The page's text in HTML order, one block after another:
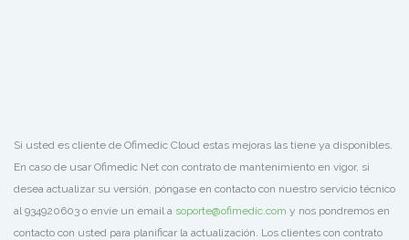
Si usted es cliente de Ofimedic Cloud estas mejoras las tiene ya disponibles.
En caso de usar Ofimedic Net con contrato de mantenimiento en vigor, si
desea actualizar su versión, póngase en contacto con nuestro servicio técnico
al 934920603 o envíe un email a soporte@ofimedic.com y nos pondremos en
contacto con usted para planificar la actualización. Los clientes con contrato